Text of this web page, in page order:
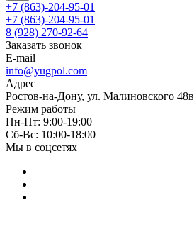
+7 (863)-204-95-01
+7 (863)-204-95-01
8 (928) 270-92-64
Заказать звонок
E-mail
info@yugpol.com
Адрес
Ростов-на-Дону, ул. Малиновского 48в
Режим работы
Пн-Пт: 9:00-19:00
Cб-Вс: 10:00-18:00
Мы в соцсетях